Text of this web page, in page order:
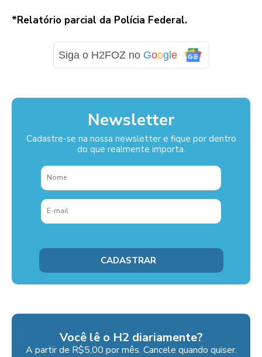
*Relatório parcial da Polícia Federal.
Siga o H2FOZ no Goog e
Newsletter
Cadastre-se na nossa newsletter e fique por dentro
do que realmente importa.
Você lê o H2 diariamente?
A partir de R$5,00 por mês. Cancele quando quiser.